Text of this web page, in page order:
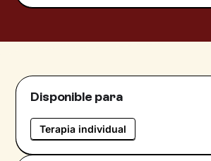
Me considero una persona
acompañar en este proceso, por
a ser juzgado, y donde se tenga
suficiente para hablar de todo.
Idiomas
Español.
Disponible para
Terapia individual